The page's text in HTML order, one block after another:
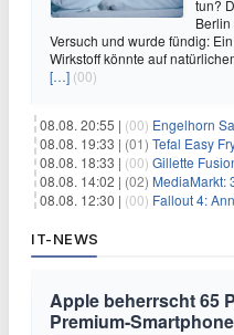
tun?
Versuch und wurde fündig:
Wirkstoff könnte auf
[…] (00)
08.08. 20:55 | (00) Engelhorn Sale:
08.08. 19:33 | (01) Tefal Easy Fry
08.08. 18:33 | (00) Gillette Fusion 5
08.08. 14:02 | (02) MediaMarkt:
08.08. 12:30 | (00) Fallout 4:
IT-NEWS
Apple beherrscht 65
Premium-